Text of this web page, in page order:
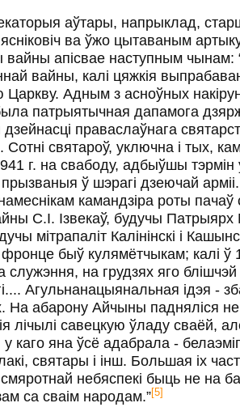
аўтары, напрыклад,
ва ўжо цытаваным
апісвае наступным чынам:
вайны, калі цяжкія
Адным з асноўных
патрыятычная дапамога
праваслаўнага
Сотні святароў, уключна і тых,
г. на свабоду, адбыўшы тэрмін
ў шэрагі дзеючай
камандзіра роты
С.І. Ізвекаў, будучы Патрыярх
мітрапаліт Калінінскі і
быў кулямётчыкам; калі ў
служэння, на грудзях яго
Агульнанацыянальная ідэя -
На абарону Айчыны падняліся не
лічылі савецкую ўладу сваёй,
каго яна ўсё адабрала -
святары і інш. Большая іх
небяспекі быць не на
са сваім народам.”[5]